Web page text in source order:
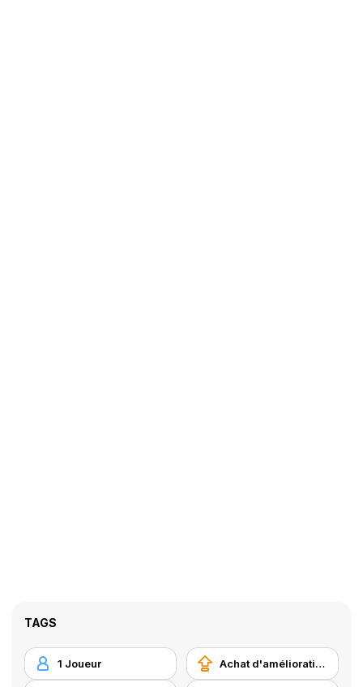
TAGS
1 Joueur Achat d'améliorations